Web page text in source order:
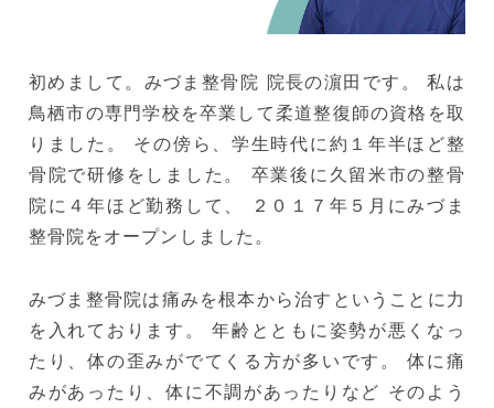
初めまして。みづま整骨院 院長の濵田です。 私は
鳥栖市の専門学校を卒業して柔道整復師の資格を取
りました。 その傍ら、学生時代に約１年半ほど整
骨院で研修をしました。 卒業後に久留米市の整骨
院に４年ほど勤務して、 ２０１７年５月にみづま
整骨院をオープンしました。
みづま整骨院は痛みを根本から治すということに力
を入れております。 年齢とともに姿勢が悪くなっ
たり、体の歪みがでてくる方が多いです。 体に痛
みがあったり、体に不調があったりなど そのよう